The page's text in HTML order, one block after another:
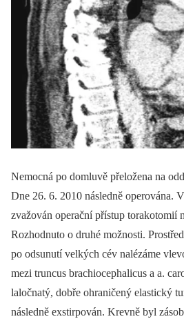
Nemocná po domluvě přeložena na
Dne 26. 6. 2010 následně operována.
zvažován operační přístup torakotomií
Rozhodnuto o druhé možnosti.
po odsunutí velkých cév nalézáme
mezi truncus brachiocephalicus a a.
laločnatý, dobře ohraničený elastický
následně exstirpován. Krevně byl